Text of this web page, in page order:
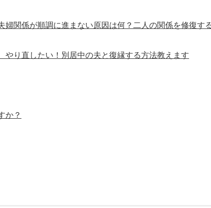
関係が順調に進まない原因は何？二人の関係を修復す
やり直したい！別居中の夫と復縁する方法教えます
か？